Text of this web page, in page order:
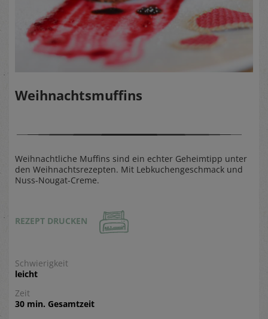
Weihnachtsmuffins
Weihnachtliche Muffins sind ein echter Geheimtipp unter
den Weihnachtsrezepten. Mit Lebkuchengeschmack und
Nuss-Nougat-Creme.
REZEPT DRUCKEN
Schwierigkeit
leicht
Zeit
30 min. Gesamtzeit